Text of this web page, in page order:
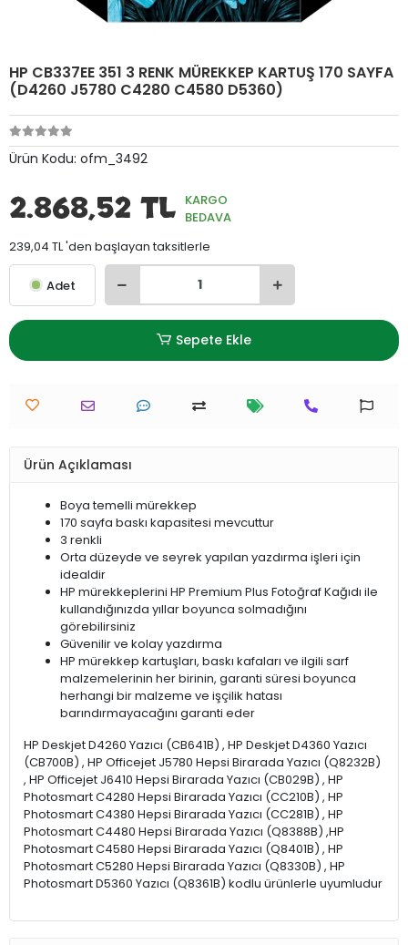
HP CB337EE 351 3 RENK MÜREKKEP KARTUŞ 170 SAYFA
(D4260 J5780 C4280 C4580 D5360)
Ürün Kodu: ofm_3492
2.868,52 TL KARGO
BEDAVA
239,04 TL 'den başlayan taksitlerle
Adet
Sepete Ekle
Ürün Açıklaması
Boya temelli mürekkep
170 sayfa baskı kapasitesi mevcuttur
3 renkli
Orta düzeyde ve seyrek yapılan yazdırma işleri için
idealdir
HP mürekkeplerini HP Premium Plus Fotoğraf Kağıdı ile
kullandığınızda yıllar boyunca solmadığını
görebilirsiniz
Güvenilir ve kolay yazdırma
HP mürekkep kartuşları, baskı kafaları ve ilgili sarf
malzemelerinin her birinin, garanti süresi boyunca
herhangi bir malzeme ve işçilik hatası
barındırmayacağını garanti eder
HP Deskjet D4260 Yazıcı (CB641B) , HP Deskjet D4360 Yazıcı
(CB700B) , HP Officejet J5780 Hepsi Birarada Yazıcı (Q8232B)
, HP Officejet J6410 Hepsi Birarada Yazıcı (CB029B) , HP
Photosmart C4280 Hepsi Birarada Yazıcı (CC210B) , HP
Photosmart C4380 Hepsi Birarada Yazıcı (CC281B) , HP
Photosmart C4480 Hepsi Birarada Yazıcı (Q8388B) ,HP
Photosmart C4580 Hepsi Birarada Yazıcı (Q8401B) , HP
Photosmart C5280 Hepsi Birarada Yazıcı (Q8330B) , HP
Photosmart D5360 Yazıcı (Q8361B) kodlu ürünlerle uyumludur